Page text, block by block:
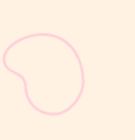
Selain berat badan, tinggi badan
utama untuk menilai apakah tumbuh